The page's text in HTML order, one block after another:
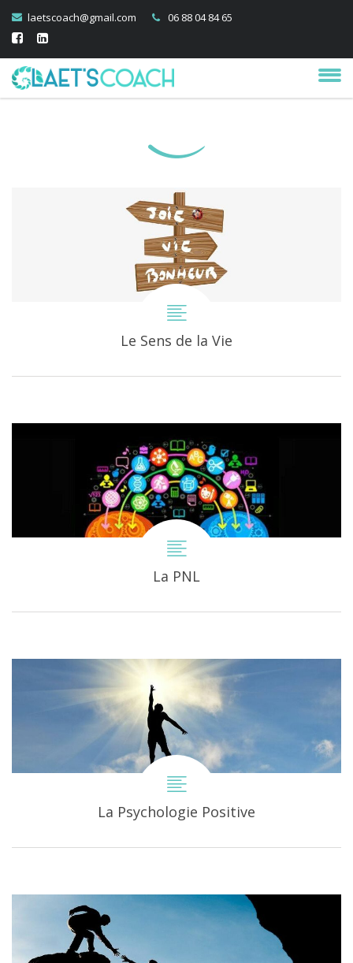
laetscoach@gmail.com 06 88 04 84 65
Le Sens de la Vie
La PNL
La Psychologie Positive